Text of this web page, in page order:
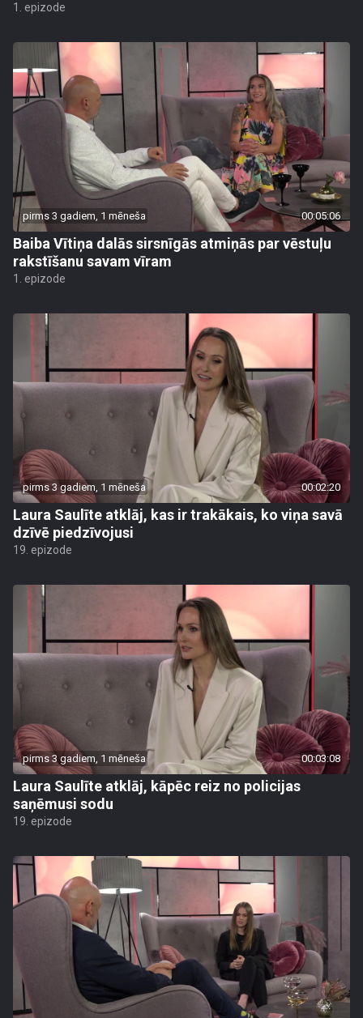
1. epizode
pirms 3 gadiem, 1 mēneša 00:05:06
Baiba Vītiņa dalās sirsnīgās atmiņās par vēstuļu
rakstīšanu savam vīram
1. epizode
pirms 3 gadiem, 1 mēneša 00:02:20
Laura Saulīte atklāj, kas ir trakākais, ko viņa savā
dzīvē piedzīvojusi
19. epizode
pirms 3 gadiem, 1 mēneša 00:03:08
Laura Saulīte atklāj, kāpēc reiz no policijas
saņēmusi sodu
19. epizode